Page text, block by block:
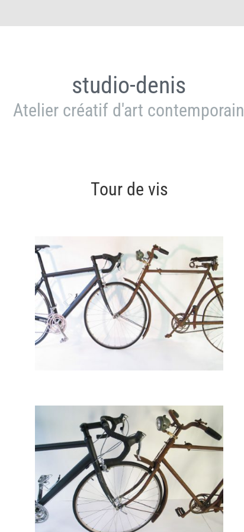
studio-denis
Atelier créatif d'art contemporain
Tour de vis